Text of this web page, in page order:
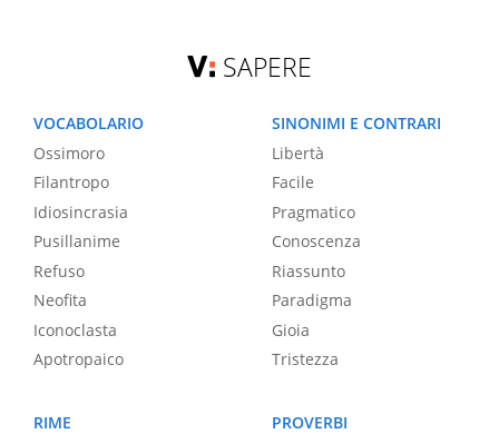
SAPERE
VOCABOLARIO
Ossimoro
Filantropo
Idiosincrasia
Pusillanime
Refuso
Neofita
Iconoclasta
Apotropaico
SINONIMI E CONTRARI
Libertà
Facile
Pragmatico
Conoscenza
Riassunto
Paradigma
Gioia
Tristezza
RIME
PROVERBI